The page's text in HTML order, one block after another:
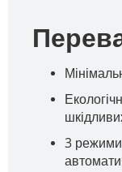
3 режими